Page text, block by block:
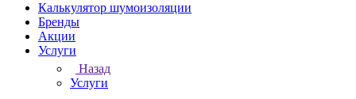
Калькулятор шумоизоляции
Бренды
Акции
Услуги
Назад
Услуги